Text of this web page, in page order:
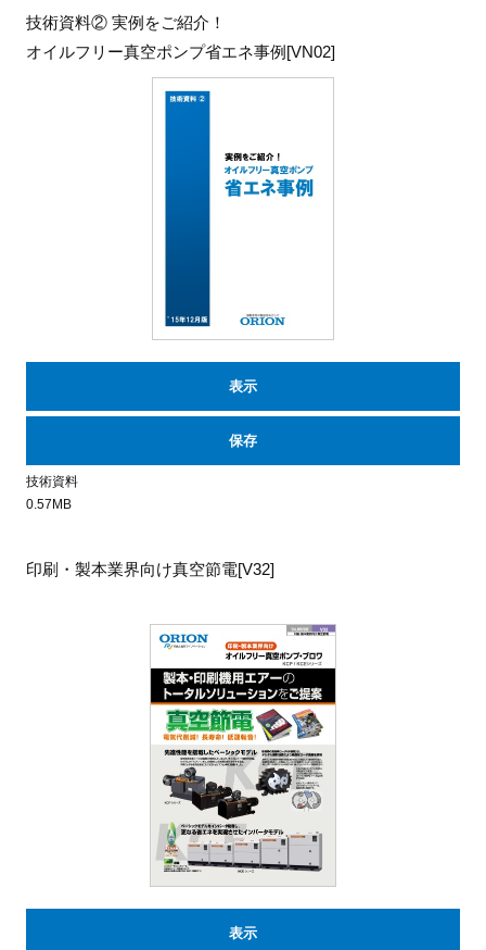
技術資料② 実例をご紹介！
オイルフリー真空ポンプ省エネ事例[VN02]
表示
保存
技術資料
0.57MB
印刷・製本業界向け真空節電[V32]
表示